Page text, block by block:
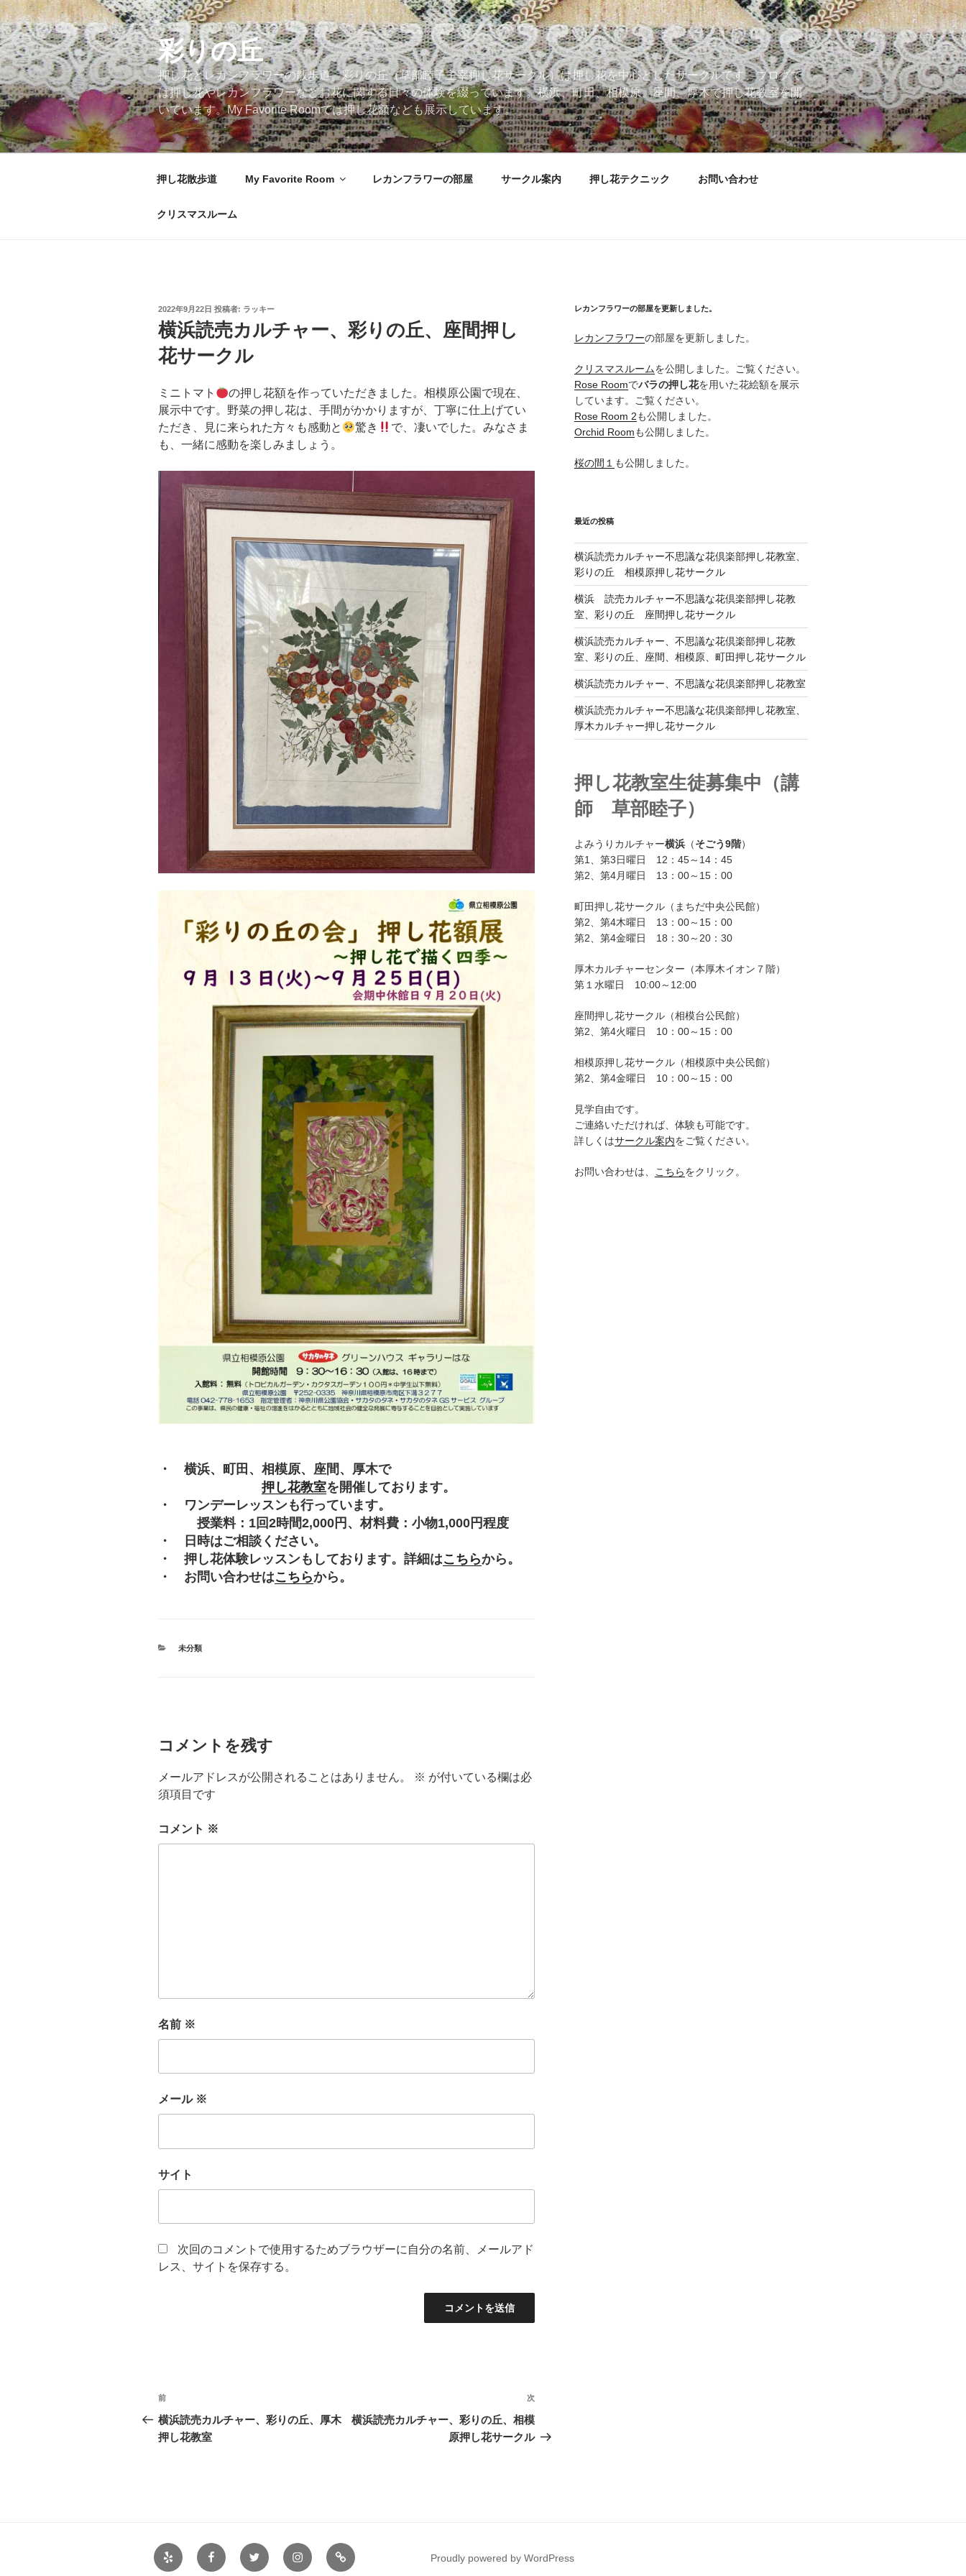
コ
ン
テ
ン
ツ
へ
ス
キ
ッ
彩りの丘
押し花とレカンフラワーの散歩道。彩りの丘（草部睦子主宰押し花サークル）は押し花を中心としたサークルです。ブログで
は押し花やレカンフラワーなどお花に関する日々の体験を綴っています。横浜、町田、相模原、座間、厚木で押し花教室を開
いています。My Favorite Roomでは押し花額なども展示しています。
押し花散歩道 My Favorite Room レカンフラワーの部屋 サークル案内 押し花テクニック お問い合わせ
クリスマスルーム
投
稿
日:
2022年9月22日 投稿者: ラッキー
横浜読売カルチャー、彩りの丘、座間押し
花サークル
ミニトマト
の押し花額を作っていただきました。相模原公園で現在、
展示中です。野菜の押し花は、手間がかかりますが、丁寧に仕上げてい
ただき、見に来られた方々も感動と
驚き
で、凄いでした。みなさま
も、一緒に感動を楽しみましょう。
・ 横浜、町田、相模原、座間、厚木で
押し花教室を開催しております。
・ ワンデーレッスンも行っています。
授業料：1回2時間2,000円、材料費：小物1,000円程度
・ 日時はご相談ください。
・ 押し花体験レッスンもしております。詳細はこちらから。
・ お問い合わせはこちらから。
カ
未分類
コメントを残す
メールアドレスが公開されることはありません。 ※ が付いている欄は必
須項目です
コメント ※
名前 ※
メール ※
サイト
次回のコメントで使用するためブラウザーに自分の名前、メールアド
レス、サイトを保存する。
投
稿
ナ
シ
前
の
投
前
横浜読売カルチャー、彩りの丘、厚木
押し花教室
次
の
投
次
横浜読売カルチャー、彩りの丘、相模
原押し花サークル
レカンフラワーの部屋を更新しました。
レカンフラワーの部屋を更新しました。
クリスマスルームを公開しました。ご覧ください。
Rose Roomでバラの押し花を用いた花絵額を展示
しています。ご覧ください。
Rose Room 2も公開しました。
Orchid Roomも公開しました。
桜の間１ も公開しました。
最近の投稿
横浜読売カルチャー不思議な花倶楽部押し花教室、
彩りの丘 相模原押し花サークル
横浜 読売カルチャー不思議な花倶楽部押し花教
室、彩りの丘 座間押し花サークル
横浜読売カルチャー、不思議な花倶楽部押し花教
室、彩りの丘、座間、相模原、町田押し花サークル
横浜読売カルチャー、不思議な花倶楽部押し花教室
横浜読売カルチャー不思議な花倶楽部押し花教室、
厚木カルチャー押し花サークル
押し花教室生徒募集中（講
師 草部睦子）
よみうりカルチャー横浜（そごう9階）
第1、第3日曜日 12：45～14：45
第2、第4月曜日 13：00～15：00
町田押し花サークル（まちだ中央公民館）
第2、第4木曜日 13：00～15：00
第2、第4金曜日 18：30～20：30
厚木カルチャーセンター（本厚木イオン７階）
第１水曜日 10:00～12:00
座間押し花サークル（相模台公民館）
第2、第4火曜日 10：00～15：00
相模原押し花サークル（相模原中央公民館）
第2、第4金曜日 10：00～15：00
見学自由です。
ご連絡いただければ、体験も可能です。
詳しくはサークル案内をご覧ください。
お問い合わせは、 こちらをクリック。
Yelp FacebookTwitter Instagram
サ
ー
Proudly powered by WordPress